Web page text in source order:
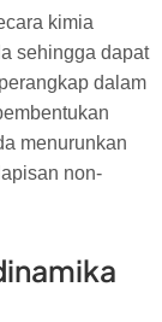
kimia
sehingga dapat
dalam
menurunkan
non-